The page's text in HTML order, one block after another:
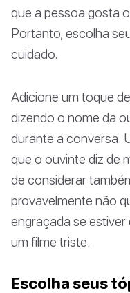
que a pessoa gosta
Portanto, escolha
cuidado.
Adicione um toque
dizendo o nome da
durante a conversa.
que o ouvinte diz de
de considerar
provavelmente não
engraçada se estiver
um filme triste.
Escolha seus